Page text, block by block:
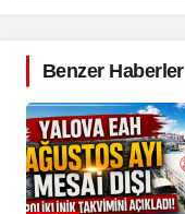
Benzer Haberler